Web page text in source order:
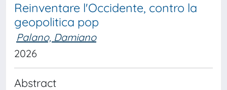
Reinventare l'Occidente, contro la
geopolitica pop
Palano, Damiano
2026
Abstract